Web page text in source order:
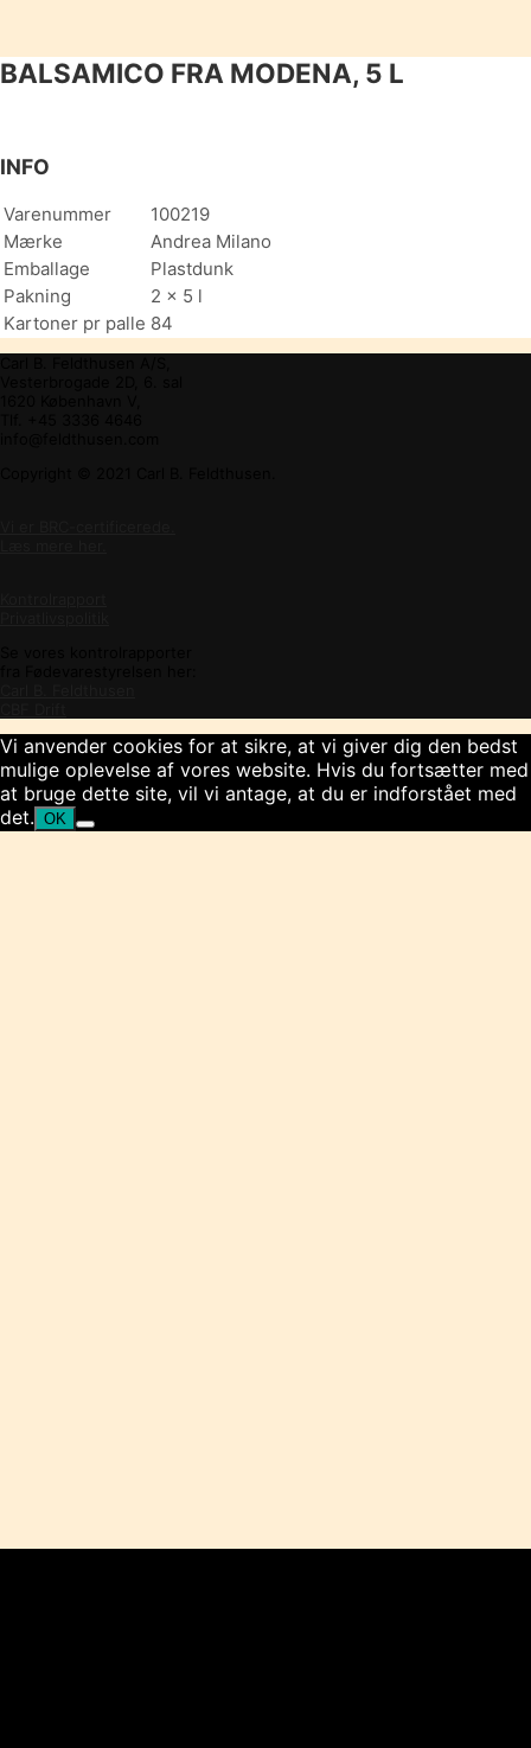
BALSAMICO FRA MODENA, 5 L
INFO
Varenummer
100219
Mærke
Andrea Milano
Emballage
Plastdunk
Pakning
2 x 5 l
Kartoner pr palle 84
Vi anvender cookies for at sikre, at vi giver dig den bedst
mulige oplevelse af vores website. Hvis du fortsætter med
at bruge dette site, vil vi antage, at du er indforstået med
det. OK